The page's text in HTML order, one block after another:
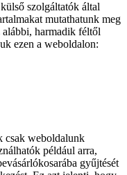
szolgáltatók által
mutathatunk meg
harmadik féltől
ezen a weboldalon:
csak weboldalunk
például arra,
gyűjtését